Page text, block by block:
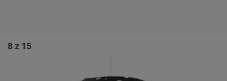
8 z 15